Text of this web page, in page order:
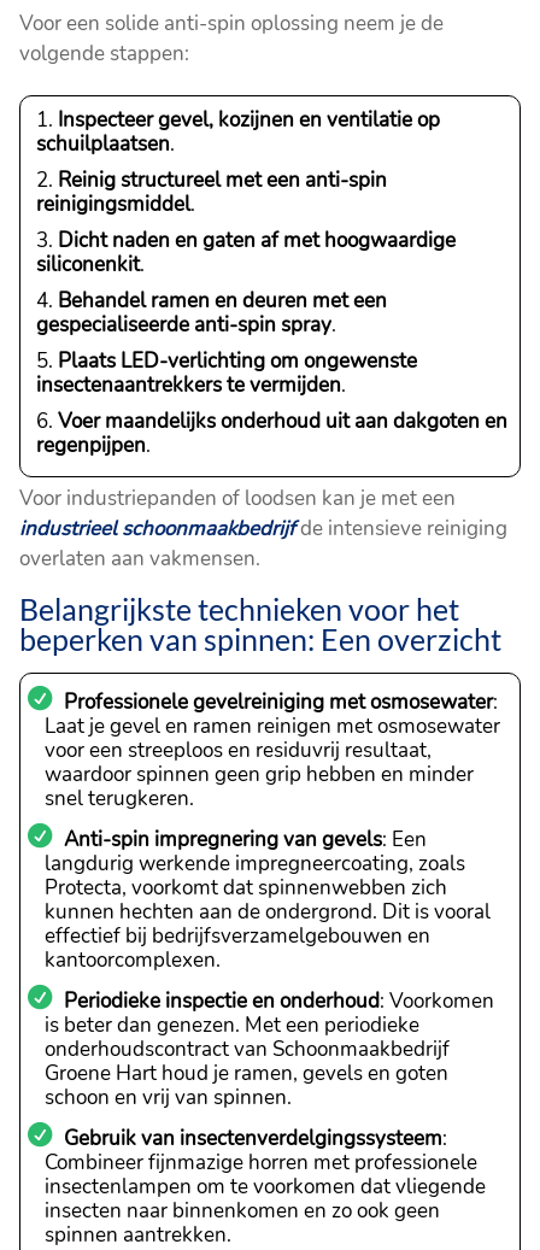
Voor een solide anti-spin oplossing neem je de
volgende stappen:
Inspecteer gevel, kozijnen en ventilatie op
schuilplaatsen.
Reinig structureel met een anti-spin
reinigingsmiddel.
Dicht naden en gaten af met hoogwaardige
siliconenkit.
Behandel ramen en deuren met een
gespecialiseerde anti-spin spray.
Plaats LED-verlichting om ongewenste
insectenaantrekkers te vermijden.
Voer maandelijks onderhoud uit aan dakgoten en
regenpijpen.
Voor industriepanden of loodsen kan je met een
industrieel schoonmaakbedrijfde intensieve reiniging
overlaten aan vakmensen.
Belangrijkste technieken voor het
beperken van spinnen: Een overzicht
Professionele gevelreiniging met osmosewater:
Laat je gevel en ramen reinigen met osmosewater
voor een streeploos en residuvrij resultaat,
waardoor spinnen geen grip hebben en minder
snel terugkeren.
Anti-spin impregnering van gevels: Een
langdurig werkende impregneercoating, zoals
Protecta, voorkomt dat spinnenwebben zich
kunnen hechten aan de ondergrond. Dit is vooral
effectief bij bedrijfsverzamelgebouwen en
kantoorcomplexen.
Periodieke inspectie en onderhoud: Voorkomen
is beter dan genezen. Met een periodieke
onderhoudscontract van Schoonmaakbedrijf
Groene Hart houd je ramen, gevels en goten
schoon en vrij van spinnen.
Gebruik van insectenverdelgingssysteem:
Combineer fijnmazige horren met professionele
insectenlampen om te voorkomen dat vliegende
insecten naar binnenkomen en zo ook geen
spinnen aantrekken.